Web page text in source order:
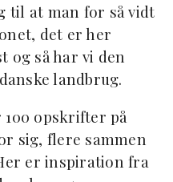
til at man for så vidt
det er her
og så har vi den
landbrug.
opskrifter på
sig, flere sammen
er inspiration fra